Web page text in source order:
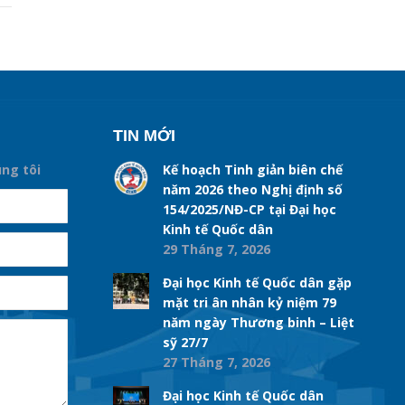
tôi
TIN MỚI
Kế hoạch Tinh giản biên chế
năm 2026 theo Nghị định số
154/2025/NĐ-CP tại Đại học
Kinh tế Quốc dân
29 Tháng 7, 2026
Đại học Kinh tế Quốc dân gặp
mặt tri ân nhân kỷ niệm 79
năm ngày Thương binh – Liệt
sỹ 27/7
27 Tháng 7, 2026
Đại học Kinh tế Quốc dân